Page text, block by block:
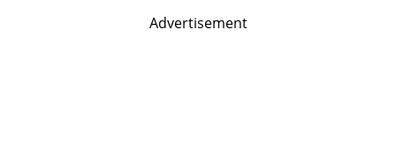
Advertisement